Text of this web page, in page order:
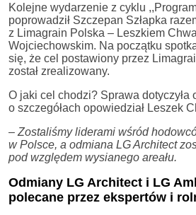
Kolejne wydarzenie z cyklu
poprowadził Szczepan Szłapka
z Limagrain Polska – Leszkiem
Wojciechowskim. Na początku
się, że cel postawiony przez
został zrealizowany.
O jaki cel chodzi? Sprawa dotyczyła
o szczegółach opowiedział Leszek
– Zostaliśmy liderami wśród
w Polsce, a odmiana LG Architect
pod względem wysianego areału.
Odmiany LG Architect i LG
polecane przez ekspertów i